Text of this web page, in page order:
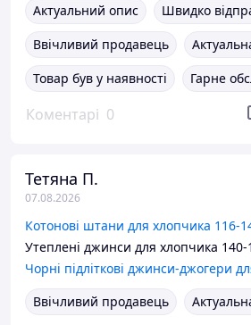
Актуальний опис
Швидко
Ввічливий продавець
Товар був у наявності
Гарне
Коментарі 0
Тетяна П.
07.08.2026
Ввічливий продавець